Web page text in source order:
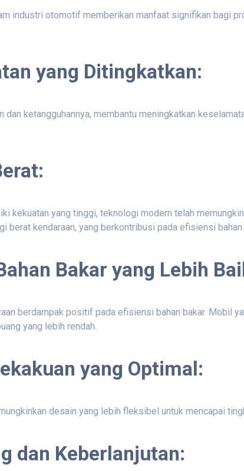
industri otomotif memberikan manfaat signifikan bagi
yang Ditingkatkan:
dan ketangguhannya, membantu meningkatkan
kekuatan yang tinggi, teknologi modern telah
berat kendaraan, yang berkontribusi pada efisiensi bahan
Bakar yang Lebih
berdampak positif pada efisiensi bahan bakar. Mobil
yang lebih rendah.
yang Optimal:
desain yang lebih fleksibel untuk mencapai
dan Keberlanjutan: